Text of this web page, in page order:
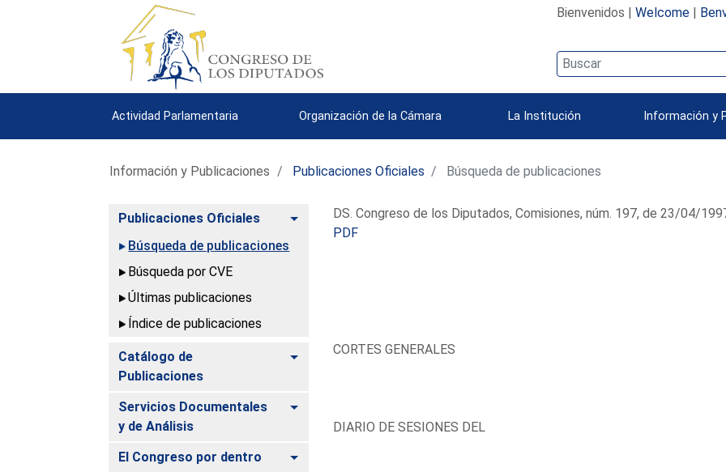
Bienvenidos | Welcome|
Actividad Parlamentaria Organización de la Cámara La Institución Información y
Información y Publicaciones Publicaciones Oficiales Búsqueda de publicaciones
Publicaciones Oficiales
Alternar
Búsqueda de publicaciones
Búsqueda por CVE
Últimas publicaciones
Índice de publicaciones
Catálogo de
Publicaciones
Alternar
Servicios Documentales
y de Análisis
Alternar
El Congreso por dentro Alternar
DS. Congreso de los Diputados, Comisiones, núm. 197, de 23/04/
PDF
CORTES GENERALES
DIARIO DE SESIONES DEL